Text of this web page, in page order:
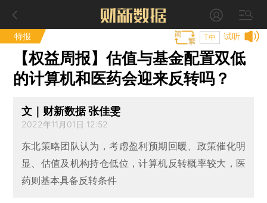
特报 试听
T中
【权益周报】估值与基金配置双低
的计算机和医药会迎来反转吗？
文｜财新数据 张佳雯
2022年11月01日 12:52
东北策略团队认为，考虑盈利预期回暖、政策催化明
显、估值及机构持仓低位，计算机反转概率较大，医
药则基本具备反转条件